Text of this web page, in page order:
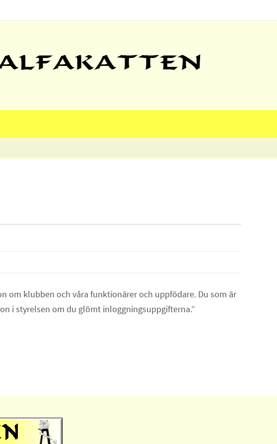
om klubben och våra funktionärer och uppfödare. Du som är
i styrelsen om du glömt inloggningsuppgifterna.”